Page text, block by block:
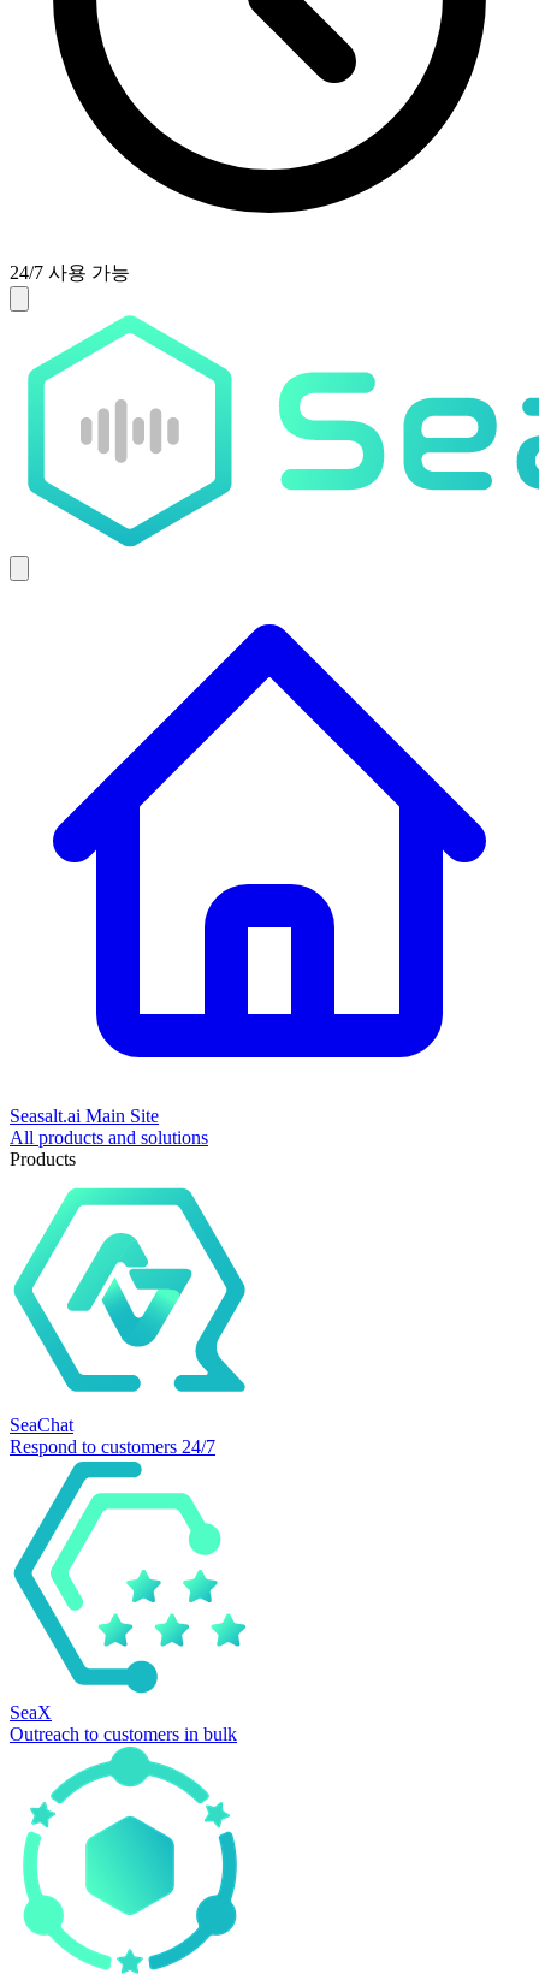
24/7 사용 가능
Seasalt.ai Main Site
All products and solutions
Products
SeaChat
Respond to customers 24/7
SeaX
Outreach to customers in bulk